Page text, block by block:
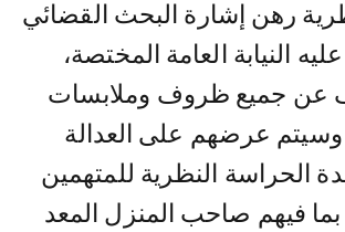
رهن إشارة البحث القضائي
النيابة العامة المختصة،
عن جميع ظروف وملابسات
وسيتم عرضهم على العدالة
الحراسة النظرية للمتهمين
بما فيهم صاحب المنزل المعد